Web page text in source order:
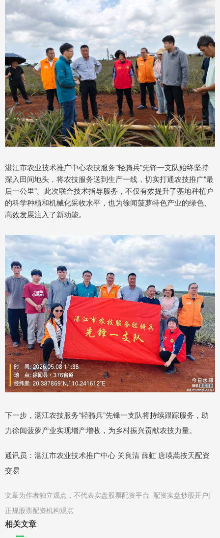
湛江市农业技术推广中心农技服务"轻骑兵"先锋一支队始终坚持
深入田间地头，将农技服务送到生产一线，切实打通农技推广"最
后一公里"。此次联合技术指导服务，不仅有效提升了基地种植户
的科学种植和机械化采收水平，也为徐闻菠萝特色产业的绿色、
高效发展注入了新动能。
下一步，湛江农技服务“轻骑兵”先锋一支队将持续跟踪服务，助
力徐闻菠萝产业实现增产增收，为乡村振兴贡献农技力量。
通讯员：湛江市农业技术推广中心 关良清 薛虹 唐瑛蒿按天配资
交易
文章为作者独立观点，不代表实盘股票配资平台_配资实盘炒股开户|
正规股票配资机构观点
相关文章